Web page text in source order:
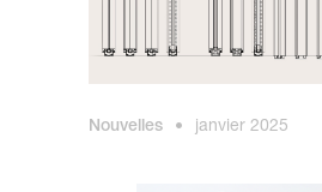
Nouvelles • janvier 2025